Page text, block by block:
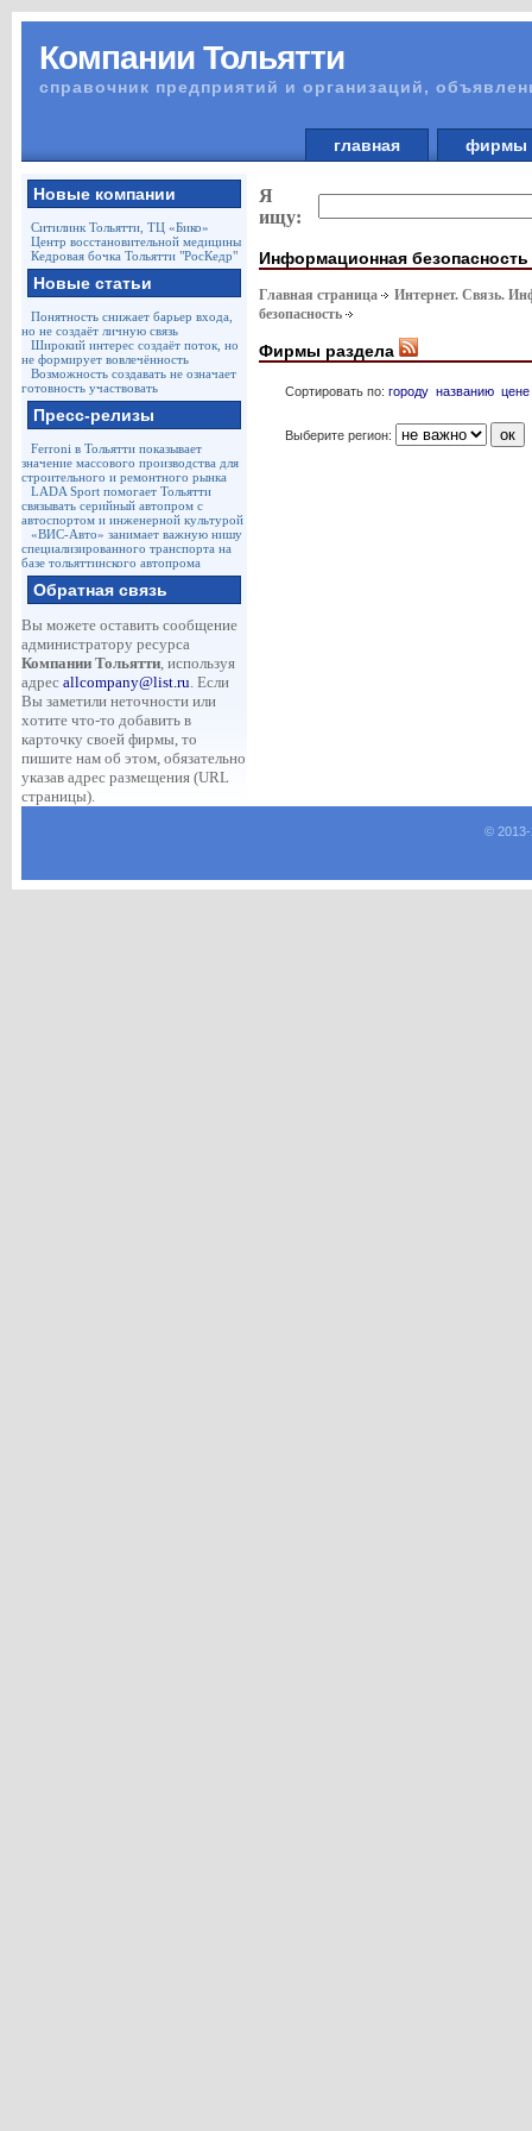
Компании Тольятти
справочник предприятий и организаций,
главная
Новые компании
Ситилинк Тольятти, ТЦ «Бико»
Центр восстановительной медицины
Кедровая бочка Тольятти "РосКедр"
Новые статьи
Понятность снижает барьер входа,
но не создаёт личную связь
Широкий интерес создаёт поток, но
не формирует вовлечённость
Возможность создавать не означает
готовность участвовать
Пресс-релизы
Ferroni в Тольятти показывает
значение массового производства для
строительного и ремонтного рынка
LADA Sport помогает Тольятти
связывать серийный автопром с
автоспортом и инженерной культурой
«ВИС-Авто» занимает важную нишу
специализированного транспорта на
базе тольяттинского автопрома
Обратная связь
Вы можете оставить сообщение
администратору ресурса
Компании Тольятти, используя
адрес allcompany@list.ru. Если
Вы заметили неточности или
хотите что-то добавить в
карточку своей фирмы, то
пишите нам об этом, обязательно
указав адрес размещения (URL
страницы).
Я
ищу:
Информационная безопасность
Главная страница
Интернет. Связь.
безопасность
Фирмы раздела
Сортировать по: городу названию цене
Выберите регион:
© 2013-